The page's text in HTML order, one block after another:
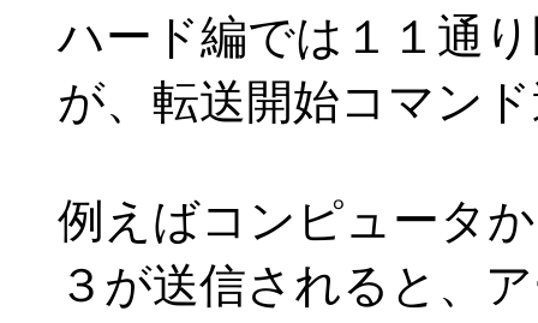
ハード編では１１通
が、転送開始コマン
例えばコンピュータ
３が送信されると、